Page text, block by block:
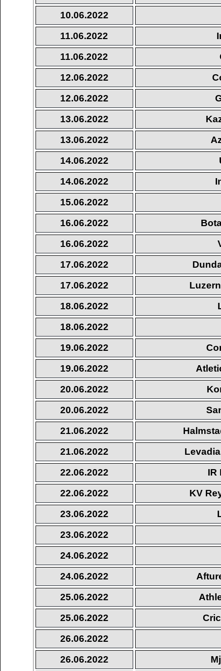
10.06.2022
11.06.2022
11.06.2022
12.06.2022
12.06.2022
13.06.2022
13.06.2022
14.06.2022
14.06.2022
15.06.2022
16.06.2022
16.06.2022
17.06.2022
17.06.2022
18.06.2022
18.06.2022
19.06.2022
19.06.2022
20.06.2022
20.06.2022
21.06.2022
21.06.2022
22.06.2022
IR
22.06.2022
KV
23.06.2022
23.06.2022
24.06.2022
24.06.2022
25.06.2022
25.06.2022
26.06.2022
26.06.2022